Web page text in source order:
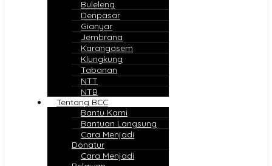
Buleleng
Denpasar
Gianyar
Jembrana
Karangasem
Klungkung
Tabanan
NTT
NTB
Tentang BCC
Bantu Kami
Bantuan Langsung
Cara Menjadi
Donatur
Cara Menjadi